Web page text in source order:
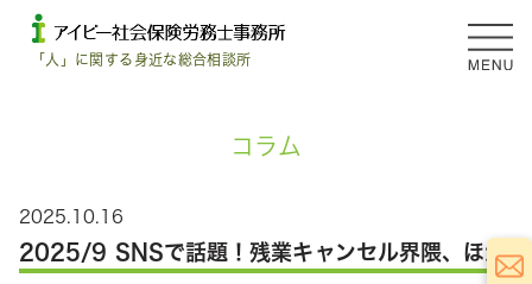
「人」に関する身近な総合相談所
コラム
2025.10.16
2025/9 SNSで話題！残業キャンセル界隈、ほか